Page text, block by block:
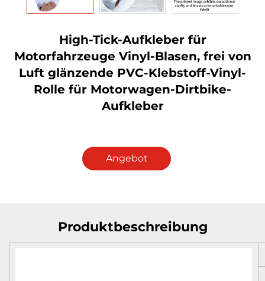
High-Tick-Aufkleber für
Motorfahrzeuge Vinyl-Blasen, frei von
Luft glänzende PVC-Klebstoff-Vinyl-
Rolle für Motorwagen-Dirtbike-
Aufkleber
Angebot
Produktbeschreibung